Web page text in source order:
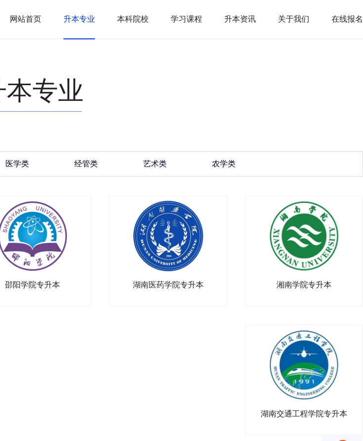
网站首页 升本专业 本科院校 学习课程 升本资讯 关于我们 在线报名
本专业
医学类 经管类 艺术类 农学类
邵阳学院专升本 湖南医药学院专升本 湘南学院专升本
湖南交通工程学院专升本